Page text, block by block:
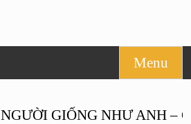
Menu
GIỐNG NHƯ ANH –